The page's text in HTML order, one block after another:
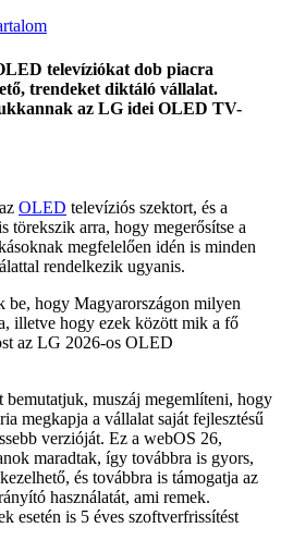
televíziókat dob piacra
trendeket diktáló vállalat.
az LG idei OLED TV-
az OLED televíziós szektort, és a
törekszik arra, hogy megerősítse a
megfelelően idén is minden
rendelkezik ugyanis.
be, hogy Magyarországon milyen
illetve hogy ezek között mik a fő
az LG 2026-os OLED
bemutatjuk, muszáj megemlíteni, hogy
megkapja a vállalat saját fejlesztésű
verzióját. Ez a webOS 26,
maradtak, így továbbra is gyors,
és továbbra is támogatja az
használatát, ami remek.
esetén is 5 éves szoftverfrissítést